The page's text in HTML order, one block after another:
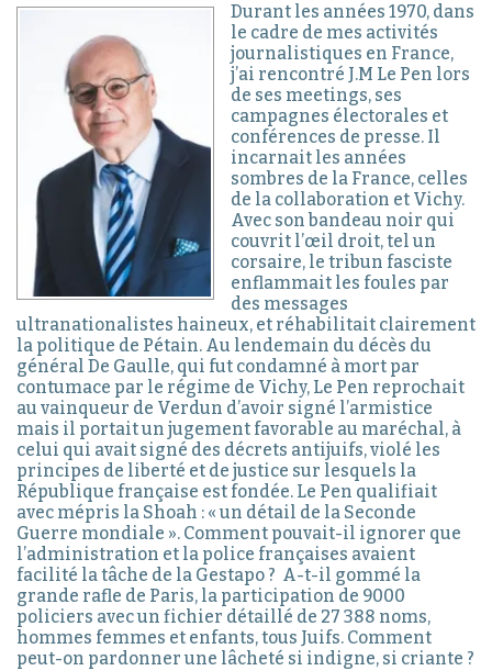
Durant les années 1970, dans
le cadre de mes activités
journalistiques en France,
j’ai rencontré J.M Le Pen lors
de ses meetings, ses
campagnes électorales et
conférences de presse. Il
incarnait les années
sombres de la France, celles
de la collaboration et Vichy.
Avec son bandeau noir qui
couvrit l’œil droit, tel un
corsaire, le tribun fasciste
enflammait les foules par
des messages
ultranationalistes haineux, et réhabilitait clairement
la politique de Pétain. Au lendemain du décès du
général De Gaulle, qui fut condamné à mort par
contumace par le régime de Vichy, Le Pen reprochait
au vainqueur de Verdun d’avoir signé l’armistice
mais il portait un jugement favorable au maréchal, à
celui qui avait signé des décrets antijuifs, violé les
principes de liberté et de justice sur lesquels la
République française est fondée. Le Pen qualifiait
avec mépris la Shoah : « un détail de la Seconde
Guerre mondiale ». Comment pouvait-il ignorer que
l’administration et la police françaises avaient
facilité la tâche de la Gestapo ? A-t-il gommé la
grande rafle de Paris, la participation de 9000
policiers avec un fichier détaillé de 27 388 noms,
hommes femmes et enfants, tous Juifs. Comment
peut-on pardonner une lâcheté si indigne, si criante ?